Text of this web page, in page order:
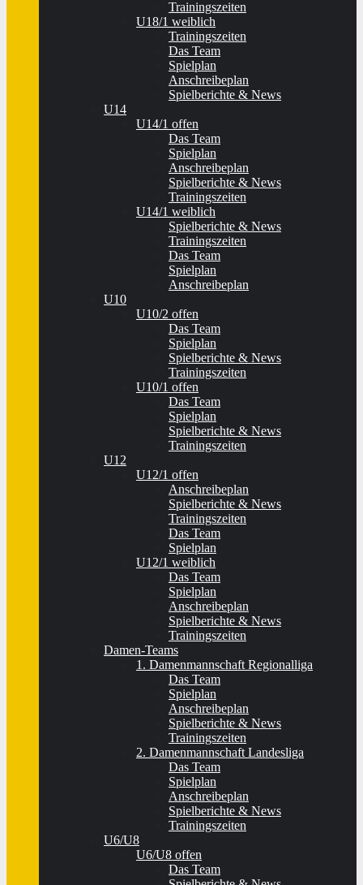
Trainingszeiten
U18/1 weiblich
Trainingszeiten
Das Team
Spielplan
Anschreibeplan
Spielberichte & News
U14
U14/1 offen
Das Team
Spielplan
Anschreibeplan
Spielberichte & News
Trainingszeiten
U14/1 weiblich
Spielberichte & News
Trainingszeiten
Das Team
Spielplan
Anschreibeplan
U10
U10/2 offen
Das Team
Spielplan
Spielberichte & News
Trainingszeiten
U10/1 offen
Das Team
Spielplan
Spielberichte & News
Trainingszeiten
U12
U12/1 offen
Anschreibeplan
Spielberichte & News
Trainingszeiten
Das Team
Spielplan
U12/1 weiblich
Das Team
Spielplan
Anschreibeplan
Spielberichte & News
Trainingszeiten
Damen-Teams
1. Damenmannschaft Regionalliga
Das Team
Spielplan
Anschreibeplan
Spielberichte & News
Trainingszeiten
2. Damenmannschaft Landesliga
Das Team
Spielplan
Anschreibeplan
Spielberichte & News
Trainingszeiten
U6/U8
U6/U8 offen
Das Team